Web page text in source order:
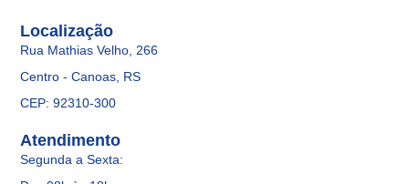
Atendimento
Segunda a Sexta:
Localização
Rua Mathias Velho, 266
Centro - Canoas, RS
CEP: 92310-300